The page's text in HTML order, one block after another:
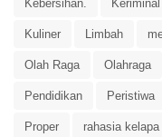
Kebersihan. Keriminal
Kuliner Limbah
Olah Raga Olahraga
Pendidikan Peristiwa
Proper rahasia